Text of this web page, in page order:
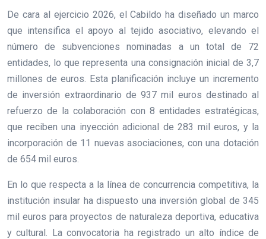
De cara al ejercicio 2026, el Cabildo ha diseñado un marco
que intensifica el apoyo al tejido asociativo, elevando el
número de subvenciones nominadas a un total de 72
entidades, lo que representa una consignación inicial de 3,7
millones de euros. Esta planificación incluye un incremento
de inversión extraordinario de 937 mil euros destinado al
refuerzo de la colaboración con 8 entidades estratégicas,
que reciben una inyección adicional de 283 mil euros, y la
incorporación de 11 nuevas asociaciones, con una dotación
de 654 mil euros.
En lo que respecta a la línea de concurrencia competitiva, la
institución insular ha dispuesto una inversión global de 345
mil euros para proyectos de naturaleza deportiva, educativa
y cultural. La convocatoria ha registrado un alto índice de